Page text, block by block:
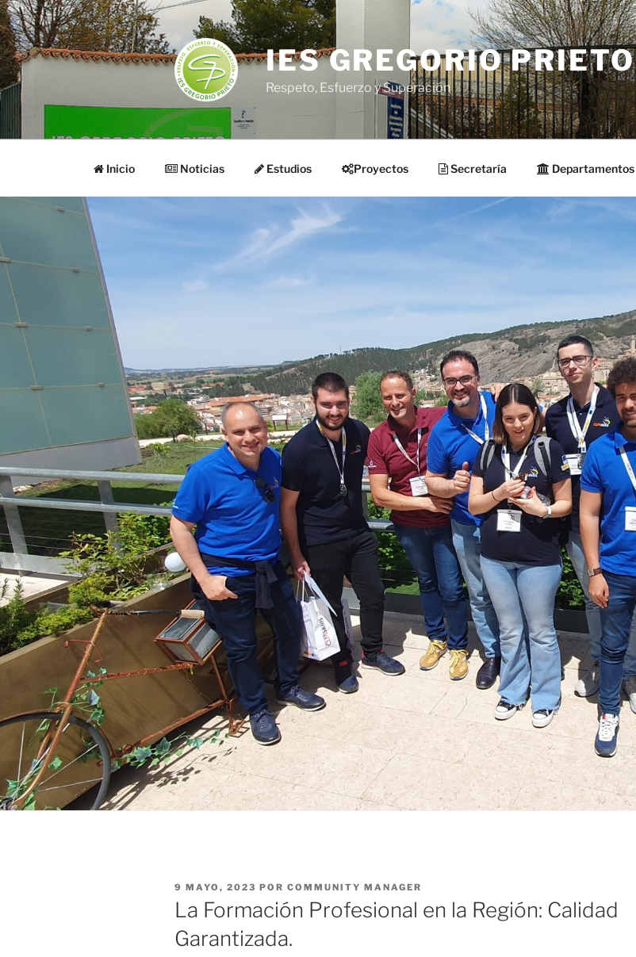
Saltar
al
contenido
IES GREGORIO PRIETO
Respeto, Esfuerzo y Superación
Inicio Noticias Estudios Proyectos Secretaría Departamentos
PUBLICADO
EL
9 MAYO, 2023 POR COMMUNITY MANAGER
La Formación Profesional en la Región: Calidad
Garantizada.